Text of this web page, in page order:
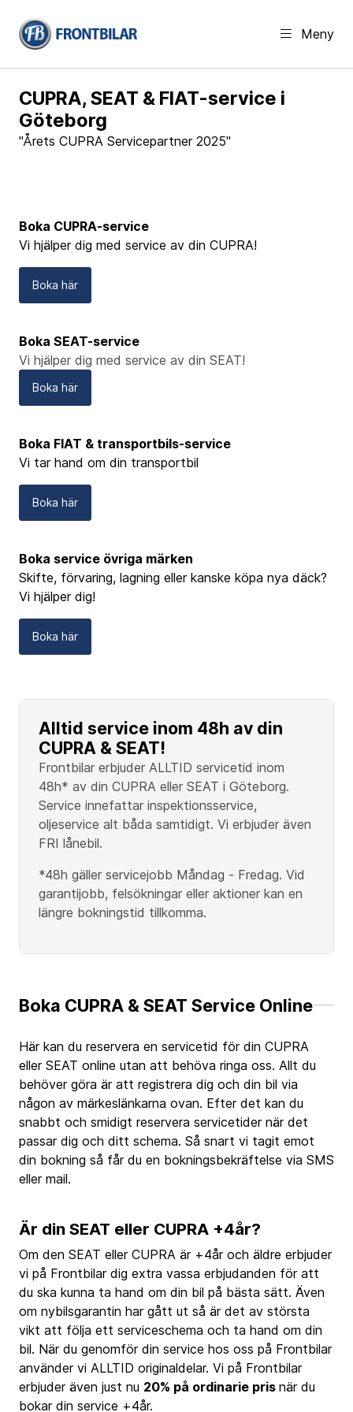
Meny
CUPRA, SEAT & FIAT-service i
Göteborg
"Årets CUPRA Servicepartner 2025"
Boka CUPRA-service
Vi hjälper dig med service av din CUPRA!
Boka här
Boka SEAT-service
Vi hjälper dig med service av din SEAT!
Boka här
Boka FIAT & transportbils-service
Vi tar hand om din transportbil
Boka här
Boka service övriga märken
Skifte, förvaring, lagning eller kanske köpa nya däck?
Vi hjälper dig!
Boka här
Alltid service inom 48h av din
CUPRA & SEAT!
Frontbilar erbjuder ALLTID servicetid inom
48h* av din CUPRA eller SEAT i Göteborg.
Service innefattar inspektionsservice,
oljeservice alt båda samtidigt. Vi erbjuder även
FRI lånebil.
*48h gäller servicejobb Måndag - Fredag. Vid
garantijobb, felsökningar eller aktioner kan en
längre bokningstid tillkomma.
Boka CUPRA & SEAT Service Online
Här kan du reservera en servicetid för din CUPRA
eller SEAT online utan att behöva ringa oss. Allt du
behöver göra är att registrera dig och din bil via
någon av märkeslänkarna ovan. Efter det kan du
snabbt och smidigt reservera servicetider när det
passar dig och ditt schema. Så snart vi tagit emot
din bokning så får du en bokningsbekräftelse via SMS
eller mail.
Är din SEAT eller CUPRA +4år?
Om den SEAT eller CUPRA är +4år och äldre erbjuder
vi på Frontbilar dig extra vassa erbjudanden för att
du ska kunna ta hand om din bil på bästa sätt. Även
om nybilsgarantin har gått ut så är det av största
vikt att följa ett serviceschema och ta hand om din
bil. När du genomför din service hos oss på Frontbilar
använder vi ALLTID originaldelar. Vi på Frontbilar
erbjuder även just nu 20% på ordinarie pris när du
bokar din service +4år.